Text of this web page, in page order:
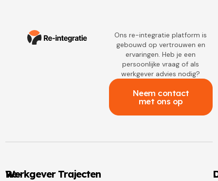
Ons re-integratie platform is
gebouwd op vertrouwen en
ervaringen. Heb je een
persoonlijke vraag of als
werkgever advies nodig?
Neem contact
met ons op
Re-
Werkgever Trajecten